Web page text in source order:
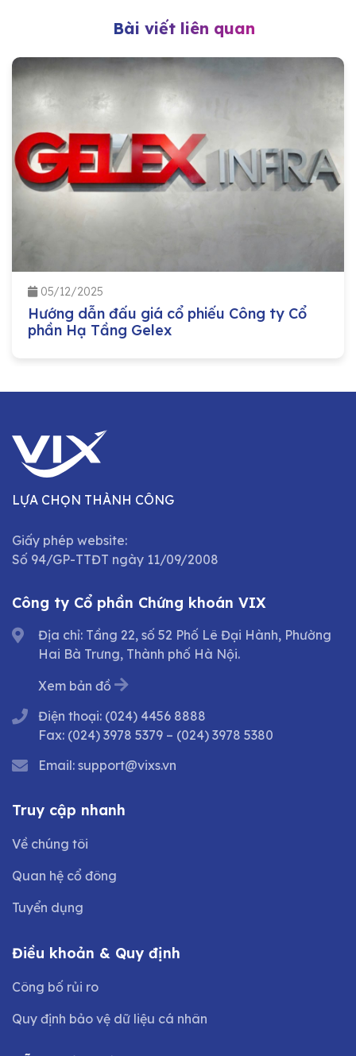
Bài viết liên quan
05/12/2025
Hướng dẫn đấu giá cổ phiếu Công ty Cổ
phần Hạ Tầng Gelex
LỰA CHỌN THÀNH CÔNG
Giấy phép website:
Số 94/GP-TTĐT ngày 11/09/2008
Công ty Cổ phần Chứng khoán VIX
Địa chỉ: Tầng 22, số 52 Phố Lê Đại Hành, Phường
Hai Bà Trưng, Thành phố Hà Nội.
Xem bản đồ
Điện thoại: (024) 4456 8888
Fax: (024) 3978 5379 – (024) 3978 5380
Email: support@vixs.vn
Truy cập nhanh
Về chúng tôi
Quan hệ cổ đông
Tuyển dụng
Điều khoản & Quy định
Công bố rủi ro
Quy định bảo vệ dữ liệu cá nhân